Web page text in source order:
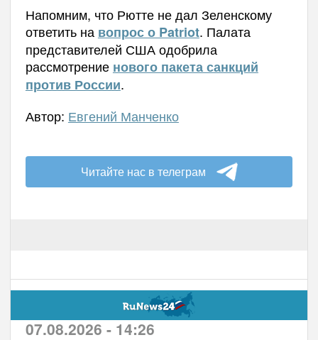
Напомним, что Рютте не дал Зеленскому
ответить на вопрос о Patriot. Палата
представителей США одобрила
рассмотрение нового пакета санкций
против России.
Автор: Евгений Манченко
Читайте нас в телеграм
07.08.2026 - 14:26